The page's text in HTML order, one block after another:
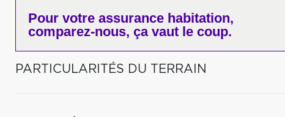
Pour votre assurance habitation,
comparez-nous, ça vaut le coup.
PARTICULARITÉS DU TERRAIN